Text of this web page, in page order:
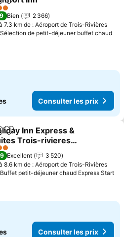
Ajouter à mes favoris
Bien
2 366
7.3 km de : Aéroport de Trois-Rivières
Sélection de petit-déjeuner buffet chaud
Consulter les prix
Ajouter à mes favoris
Inn Express &
Trois-rivieres
By Ihg
Excellent
3 520
8.6 km de : Aéroport de Trois-Rivières
Buffet petit-déjeuner chaud Express Start
Consulter les prix